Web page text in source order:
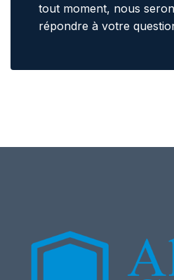
tout moment, nous
répondre à votre